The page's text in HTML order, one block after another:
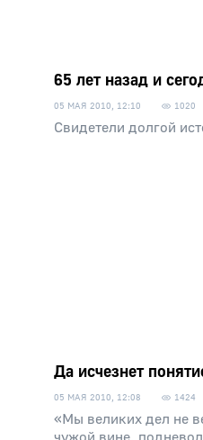
65 лет назад и
05 МАЯ 2010, 12:10 1020
Свидетели долгой
Да исчезнет
05 МАЯ 2010, 12:08 1424
«Мы великих дел не